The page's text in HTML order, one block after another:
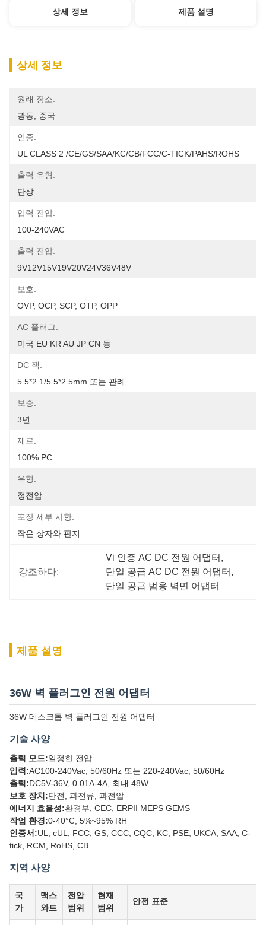
상세 정보 제품 설명
상세 정보
원래 장소:
광동, 중국
인증:
UL CLASS 2 /CE/GS/SAA/KC/CB/FCC/C-TICK/PAHS/ROHS
출력 유형:
단상
입력 전압:
100-240VAC
출력 전압:
9V12V15V19V20V24V36V48V
보호:
OVP, OCP, SCP, OTP, OPP
AC 플러그:
미국 EU KR AU JP CN 등
DC 잭:
5.5*2.1/5.5*2.5mm 또는 관례
보증:
3년
재료:
100% PC
유형:
정전압
포장 세부 사항:
작은 상자와 판지
강조하다:
Vi 인증 AC DC 전원 어댑터 ,
단일 공급 AC DC 전원 어댑터 ,
단일 공급 범용 벽면 어댑터
제품 설명
36W 벽 플러그인 전원 어댑터
36W 데스크톱 벽 플러그인 전원 어댑터
기술 사양
출력 모드:일정한 전압
입력:AC100-240Vac, 50/60Hz 또는 220-240Vac, 50/60Hz
출력:DC5V-36V, 0.01A-4A, 최대 48W
보호 장치:단전, 과전류, 과전압
에너지 효율성:환경부, CEC, ERPII MEPS GEMS
작업 환경:0-40°C, 5%~95% RH
인증서:UL, cUL, FCC, GS, CCC, CQC, KC, PSE, UKCA, SAA, C-
tick, RCM, RoHS, CB
지역 사양
국
가
맥스
와트
전압
범위
현재
범위
안전 표준